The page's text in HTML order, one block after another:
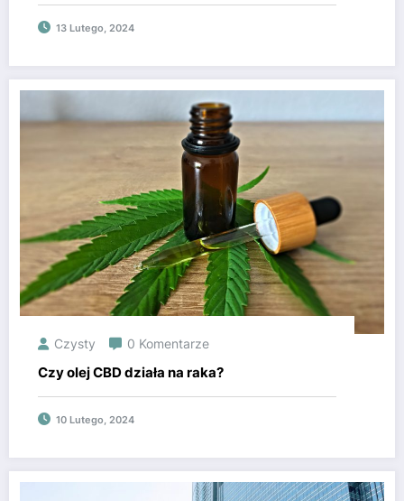
13 Lutego, 2024
Czysty 0 Komentarze
Czy olej CBD działa na raka?
10 Lutego, 2024